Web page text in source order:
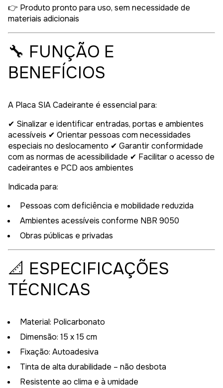
👉 Produto pronto para uso, sem necessidade de
materiais adicionais
🔧 FUNÇÃO E
BENEFÍCIOS
A Placa SIA Cadeirante é essencial para:
✔ Sinalizar e identificar entradas, portas e ambientes
acessíveis ✔ Orientar pessoas com necessidades
especiais no deslocamento ✔ Garantir conformidade
com as normas de acessibilidade ✔ Facilitar o acesso de
cadeirantes e PCD aos ambientes
Indicada para:
Pessoas com deficiência e mobilidade reduzida
Ambientes acessíveis conforme NBR 9050
Obras públicas e privadas
📐 ESPECIFICAÇÕES
TÉCNICAS
Material: Policarbonato
Dimensão: 15 x 15 cm
Fixação: Autoadesiva
Tinta de alta durabilidade – não desbota
Resistente ao clima e à umidade